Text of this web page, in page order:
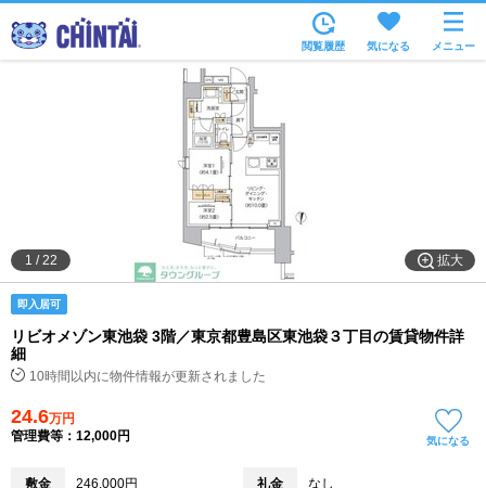
沿線・駅から
住所から
家賃相場から
通勤通学時間から
物件特集から
不動産会社から
閲覧履歴 気になる メニュー
拡大
1 /22
即入居可
リビオメゾン東池袋 3階／東京都豊島区東池袋３丁目の賃貸物件詳
細
10時間以内に物件情報が更新されました
24.6万円
管理費等：12,000円
気になる
敷金 246,000円 礼金 なし